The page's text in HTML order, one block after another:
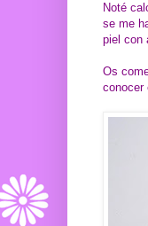
Noté
se me
piel con
Os
conocer